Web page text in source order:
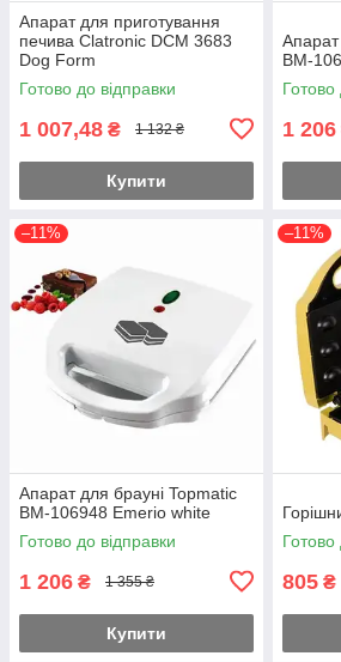
Апарат для приготування
печива Clatronic DCM 3683
Dog Form
Готово до відправки
1 007,48 ₴ 1 132 ₴
Купити
BM-
Готово
1 206
–11%
Апарат для брауні Topmatic
BM-106948 Emerio white
Готово до відправки
1 206 ₴ 1 355 ₴
Купити
–11%
Готово
805 ₴